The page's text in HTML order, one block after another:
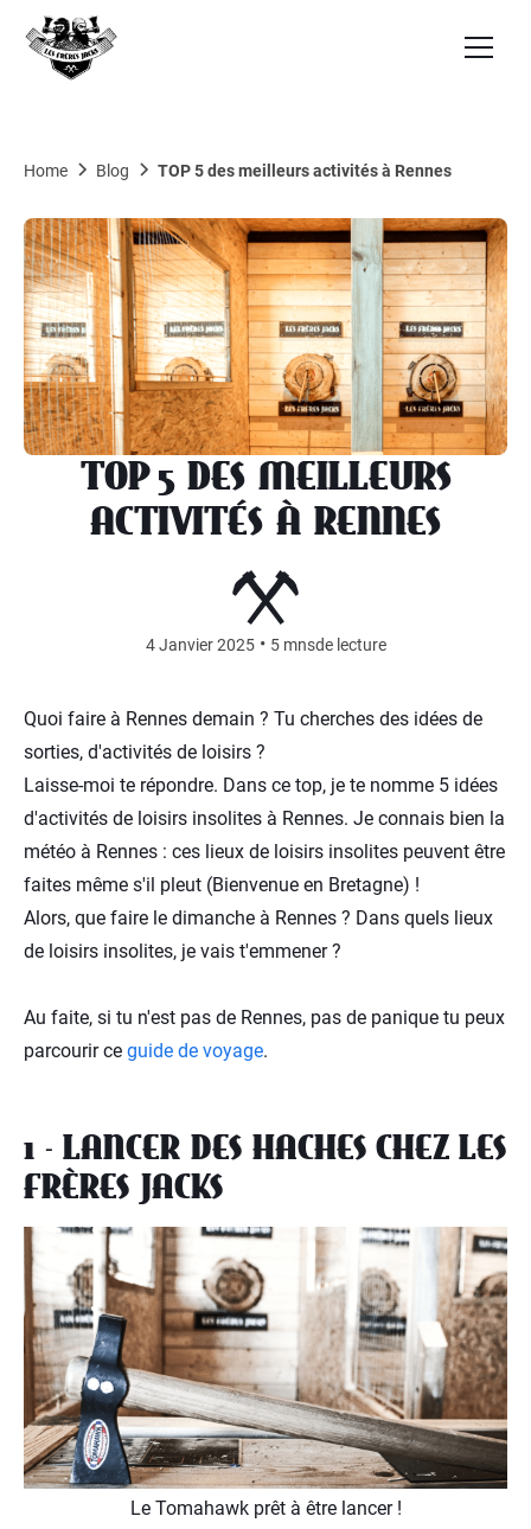
Home Blog TOP 5 des meilleurs activités à Rennes
TOP 5 DES MEILLEURS
ACTIVITÉS À RENNES
4 Janvier 2025 • 5 mnsde lecture
Quoi faire à Rennes demain ? Tu cherches des idées de
sorties, d'activités de loisirs ?
Laisse-moi te répondre. Dans ce top, je te nomme 5 idées
d'activités de loisirs insolites à Rennes. Je connais bien la
météo à Rennes : ces lieux de loisirs insolites peuvent être
faites même s'il pleut (Bienvenue en Bretagne) !
Alors, que faire le dimanche à Rennes ? Dans quels lieux
de loisirs insolites, je vais t'emmener ?
Au faite, si tu n'est pas de Rennes, pas de panique tu peux
parcourir ce guide de voyage.
1 - LANCER DES HACHES CHEZ LES
FRÈRES JACKS
Le Tomahawk prêt à être lancer !